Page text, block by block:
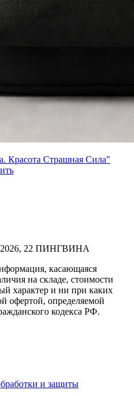
Красота Страшная Сила"
2026, 22 ПИНГВИНА
касающаяся
на складе, стоимости
характер и ни при каких
офертой, определяемой
кодекса РФ.
и защиты